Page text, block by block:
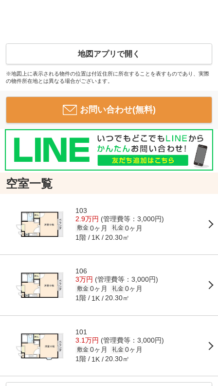
地図アプリで開く
※地図上に表示される物件の位置は付近住所に所在することを表すものであり、実際
の物件所在地とは異なる場合がございます。
お問い合わせ(無料)
空室一覧
103
2.9万円 (管理費等：3,000円)
敷金 0ヶ月 礼金 0ヶ月
1階 1K 20.30㎡
106
3万円 (管理費等：3,000円)
敷金 0ヶ月 礼金 0ヶ月
1階 1K 20.30㎡
101
3.1万円 (管理費等：3,000円)
敷金 0ヶ月 礼金 0ヶ月
1階 1K 20.30㎡